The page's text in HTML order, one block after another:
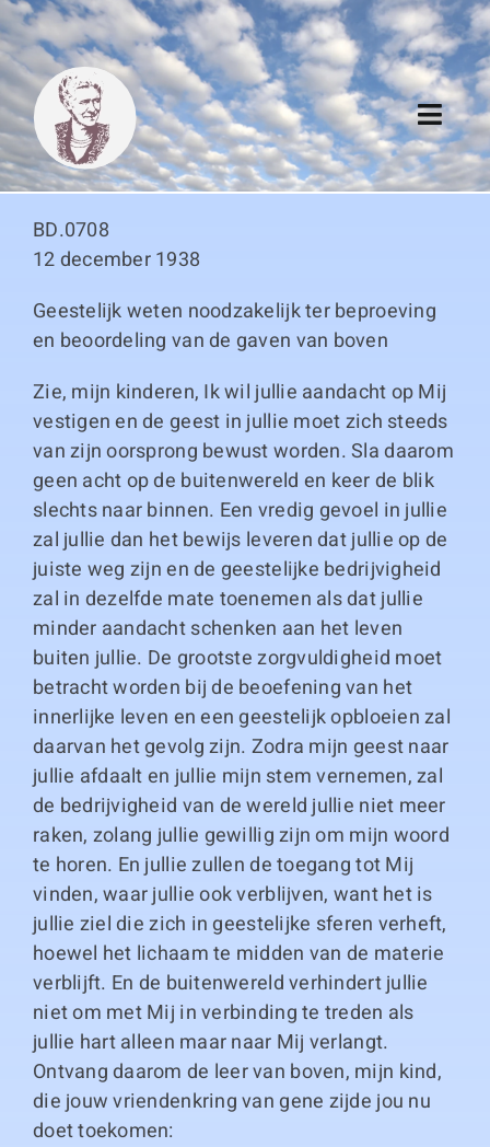
Skip
to
content
Algemeen
Thema boeken
Duitse boeken
Links
BD.0708
12 december 1938
Geestelijk weten noodzakelijk ter beproeving
en beoordeling van de gaven van boven
Zie, mijn kinderen, Ik wil jullie aandacht op Mij
vestigen en de geest in jullie moet zich steeds
van zijn oorsprong bewust worden. Sla daarom
geen acht op de buitenwereld en keer de blik
slechts naar binnen. Een vredig gevoel in jullie
zal jullie dan het bewijs leveren dat jullie op de
juiste weg zijn en de geestelijke bedrijvigheid
zal in dezelfde mate toenemen als dat jullie
minder aandacht schenken aan het leven
buiten jullie. De grootste zorgvuldigheid moet
betracht worden bij de beoefening van het
innerlijke leven en een geestelijk opbloeien zal
daarvan het gevolg zijn. Zodra mijn geest naar
jullie afdaalt en jullie mijn stem vernemen, zal
de bedrijvigheid van de wereld jullie niet meer
raken, zolang jullie gewillig zijn om mijn woord
te horen. En jullie zullen de toegang tot Mij
vinden, waar jullie ook verblijven, want het is
jullie ziel die zich in geestelijke sferen verheft,
hoewel het lichaam te midden van de materie
verblijft. En de buitenwereld verhindert jullie
niet om met Mij in verbinding te treden als
jullie hart alleen maar naar Mij verlangt.
Ontvang daarom de leer van boven, mijn kind,
die jouw vriendenkring van gene zijde jou nu
doet toekomen: